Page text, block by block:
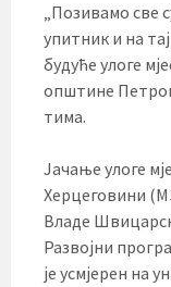
„Позивамо све
упитник и на
будуће улоге
општине
тима.
Јачање улоге
Херцеговини
Владе
Развојни
је усмјерен на